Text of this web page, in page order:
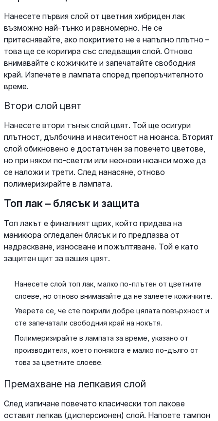
Нанесете първия слой от цветния хибриден лак
възможно най-тънко и равномерно. Не се
притеснявайте, ако покритието не е напълно плътно –
това ще се коригира със следващия слой. Отново
внимавайте с кожичките и запечатайте свободния
край. Изпечете в лампата според препоръчителното
време.
Втори слой цвят
Нанесете втори тънък слой цвят. Той ще осигури
плътност, дълбочина и наситеност на нюанса. Вторият
слой обикновено е достатъчен за повечето цветове,
но при някои по-светли или неонови нюанси може да
се наложи и трети. След нанасяне, отново
полимеризирайте в лампата.
Топ лак – блясък и защита
Топ лакът е финалният щрих, който придава на
маникюра огледален блясък и го предпазва от
надраскване, износване и пожълтяване. Той е като
защитен щит за вашия цвят.
Нанесете слой топ лак, малко по-плътен от цветните
слоеве, но отново внимавайте да не залеете кожичките.
Уверете се, че сте покрили добре цялата повърхност и
сте запечатали свободния край на нокътя.
Полимеризирайте в лампата за време, указано от
производителя, което понякога е малко по-дълго от
това за цветните слоеве.
Премахване на лепкавия слой
След изпичане повечето класически топ лакове
оставят лепкав (дисперсионен) слой. Напоете тампон